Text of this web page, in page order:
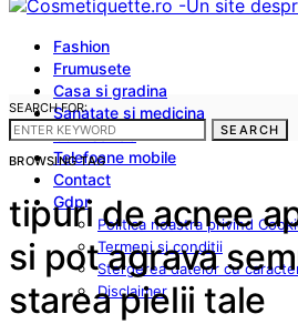
Fashion
Frumusete
Casa si gradina
Sanatate si medicina
Cum sa fac
Telefoane mobile
Contact
Gdpr
Politica noastra privind
Termeni si conditii
Stergerea datelor cu
Disclaimer
SEARCH FOR:
SEARCH
BROWSING TAG
tipuri de acnee
si pot agrava
starea pielii tale